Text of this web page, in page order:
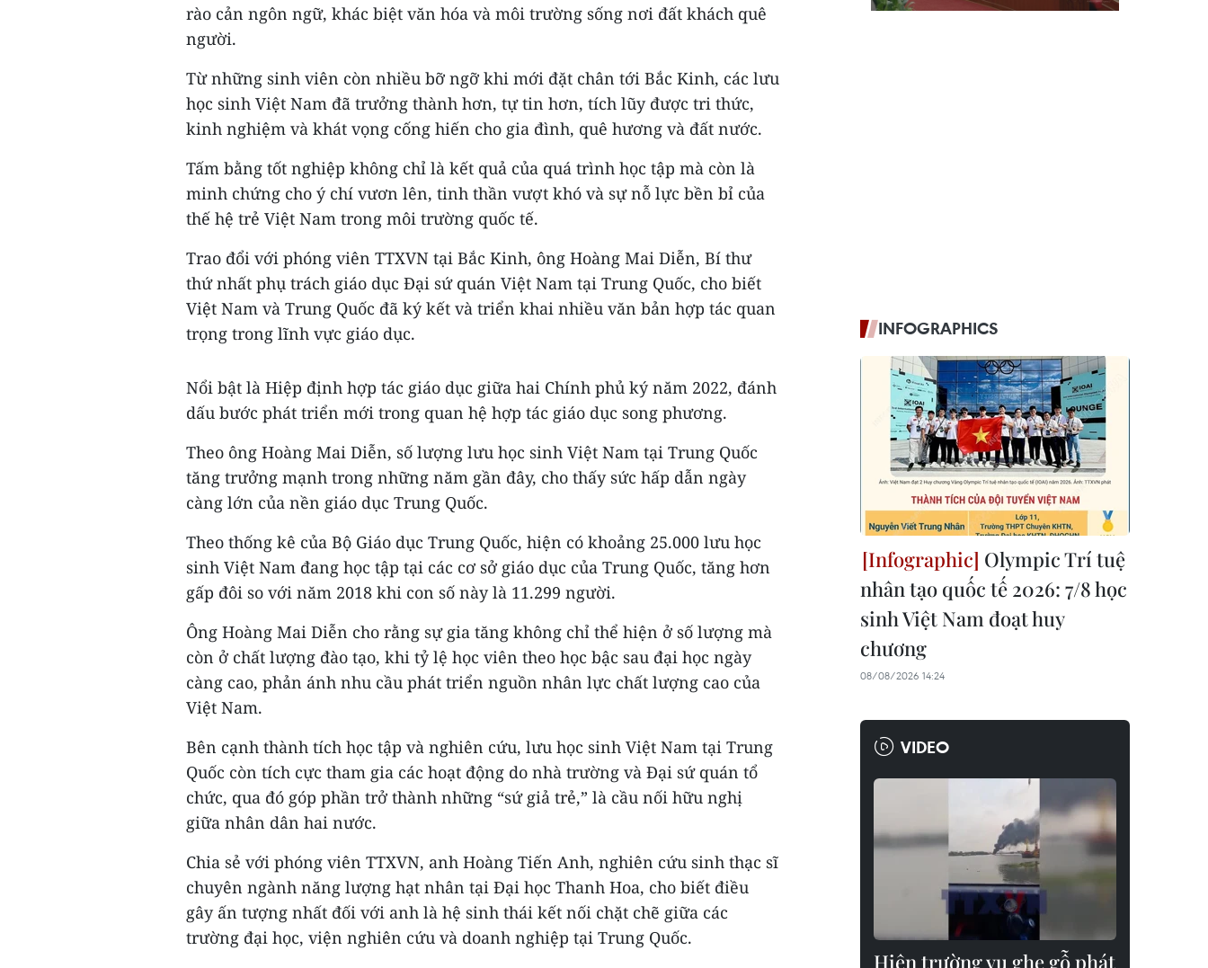
rào cản ngôn ngữ, khác biệt văn hóa và môi trường sống nơi đất khách quê
người.
Từ những sinh viên còn nhiều bỡ ngỡ khi mới đặt chân tới Bắc Kinh, các lưu
học sinh Việt Nam đã trưởng thành hơn, tự tin hơn, tích lũy được tri thức,
kinh nghiệm và khát vọng cống hiến cho gia đình, quê hương và đất nước.
Tấm bằng tốt nghiệp không chỉ là kết quả của quá trình học tập mà còn là
minh chứng cho ý chí vươn lên, tinh thần vượt khó và sự nỗ lực bền bỉ của
thế hệ trẻ Việt Nam trong môi trường quốc tế.
Trao đổi với phóng viên TTXVN tại Bắc Kinh, ông Hoàng Mai Diễn, Bí thư
thứ nhất phụ trách giáo dục Đại sứ quán Việt Nam tại Trung Quốc, cho biết
Việt Nam và Trung Quốc đã ký kết và triển khai nhiều văn bản hợp tác quan
trọng trong lĩnh vực giáo dục.
Nổi bật là Hiệp định hợp tác giáo dục giữa hai Chính phủ ký năm 2022, đánh
dấu bước phát triển mới trong quan hệ hợp tác giáo dục song phương.
Theo ông Hoàng Mai Diễn, số lượng lưu học sinh Việt Nam tại Trung Quốc
tăng trưởng mạnh trong những năm gần đây, cho thấy sức hấp dẫn ngày
càng lớn của nền giáo dục Trung Quốc.
Theo thống kê của Bộ Giáo dục Trung Quốc, hiện có khoảng 25.000 lưu học
sinh Việt Nam đang học tập tại các cơ sở giáo dục của Trung Quốc, tăng hơn
gấp đôi so với năm 2018 khi con số này là 11.299 người.
Ông Hoàng Mai Diễn cho rằng sự gia tăng không chỉ thể hiện ở số lượng mà
còn ở chất lượng đào tạo, khi tỷ lệ học viên theo học bậc sau đại học ngày
càng cao, phản ánh nhu cầu phát triển nguồn nhân lực chất lượng cao của
Việt Nam.
Bên cạnh thành tích học tập và nghiên cứu, lưu học sinh Việt Nam tại Trung
Quốc còn tích cực tham gia các hoạt động do nhà trường và Đại sứ quán tổ
chức, qua đó góp phần trở thành những “sứ giả trẻ,” là cầu nối hữu nghị
giữa nhân dân hai nước.
Chia sẻ với phóng viên TTXVN, anh Hoàng Tiến Anh, nghiên cứu sinh thạc sĩ
chuyên ngành năng lượng hạt nhân tại Đại học Thanh Hoa, cho biết điều
gây ấn tượng nhất đối với anh là hệ sinh thái kết nối chặt chẽ giữa các
trường đại học, viện nghiên cứu và doanh nghiệp tại Trung Quốc.
INFOGRAPHICS
Olympic Trí tuệ
nhân tạo quốc tế 2026: 7/8 học
sinh Việt Nam đoạt huy
chương
08/08/2026 14:24
VIDEO
Hiện trường vụ ghe gỗ phát